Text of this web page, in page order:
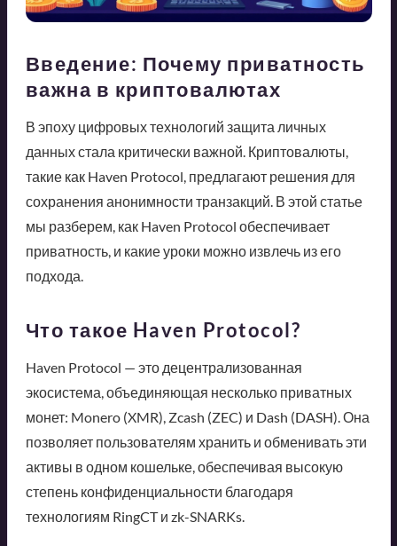
Введение: Почему приватность
важна в криптовалютах
В эпоху цифровых технологий защита личных
данных стала критически важной. Криптовалюты,
такие как Haven Protocol, предлагают решения для
сохранения анонимности транзакций. В этой статье
мы разберем, как Haven Protocol обеспечивает
приватность, и какие уроки можно извлечь из его
подхода.
Что такое Haven Protocol?
Haven Protocol — это децентрализованная
экосистема, объединяющая несколько приватных
монет: Monero (XMR), Zcash (ZEC) и Dash (DASH). Она
позволяет пользователям хранить и обменивать эти
активы в одном кошельке, обеспечивая высокую
степень конфиденциальности благодаря
технологиям RingCT и zk-SNARKs.